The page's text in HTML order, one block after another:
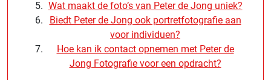
Wat maakt de foto’s van Peter de Jong uniek?
Biedt Peter de Jong ook portretfotografie aan
voor individuen?
Hoe kan ik contact opnemen met Peter de
Jong Fotografie voor een opdracht?